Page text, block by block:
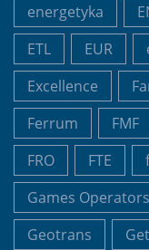
energetyka
ETL
EUR
Excellence
Ferrum
FMF
FRO
FTE
Games Operators
Geotrans